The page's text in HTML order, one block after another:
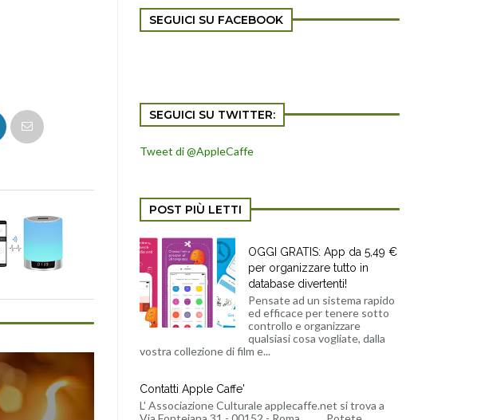
SEGUICI SU FACEBOOK
SEGUICI SU TWITTER:
Tweet di @AppleCaffe
POST PIÙ LETTI
OGGI GRATIS: App da 5,49 €
per organizzare tutto in
database divertenti!
Pensate ad un sistema rapido
ed efficace per tenere sotto
controllo e organizzare
qualsiasi cosa vogliate, dalla
vostra collezione di film e...
Contatti Apple Caffe'
L' Associazione Culturale applecaffe.net si trova a